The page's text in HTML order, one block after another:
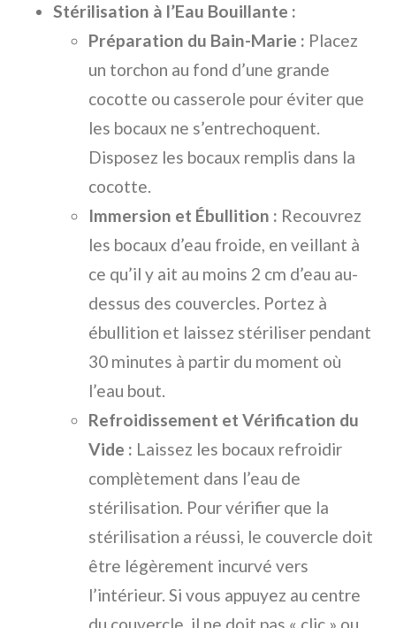
Stérilisation à l’Eau Bouillante :
Préparation du Bain-Marie : Placez
un torchon au fond d’une grande
cocotte ou casserole pour éviter que
les bocaux ne s’entrechoquent.
Disposez les bocaux remplis dans la
cocotte.
Immersion et Ébullition : Recouvrez
les bocaux d’eau froide, en veillant à
ce qu’il y ait au moins 2 cm d’eau au-
dessus des couvercles. Portez à
ébullition et laissez stériliser pendant
30 minutes à partir du moment où
l’eau bout.
Refroidissement et Vérification du
Vide : Laissez les bocaux refroidir
complètement dans l’eau de
stérilisation. Pour vérifier que la
stérilisation a réussi, le couvercle doit
être légèrement incurvé vers
l’intérieur. Si vous appuyez au centre